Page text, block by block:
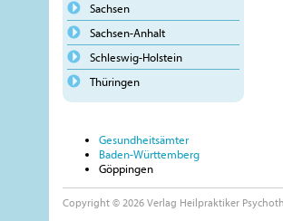
Sachsen
Sachsen-Anhalt
Schleswig-Holstein
Thüringen
Gesundheitsämter
Baden-Württemberg
Göppingen
Copyright © 2026 Verlag Heilpraktiker